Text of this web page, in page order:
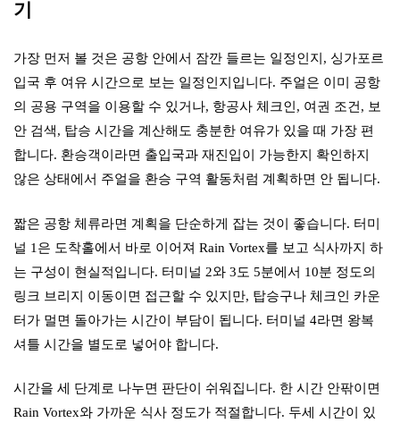
기
가장 먼저 볼 것은 공항 안에서 잠깐 들르는 일정인지, 싱가포르
입국 후 여유 시간으로 보는 일정인지입니다. 주얼은 이미 공항
의 공용 구역을 이용할 수 있거나, 항공사 체크인, 여권 조건, 보
안 검색, 탑승 시간을 계산해도 충분한 여유가 있을 때 가장 편
합니다. 환승객이라면 출입국과 재진입이 가능한지 확인하지
않은 상태에서 주얼을 환승 구역 활동처럼 계획하면 안 됩니다.
짧은 공항 체류라면 계획을 단순하게 잡는 것이 좋습니다. 터미
널 1은 도착홀에서 바로 이어져 Rain Vortex를 보고 식사까지 하
는 구성이 현실적입니다. 터미널 2와 3도 5분에서 10분 정도의
링크 브리지 이동이면 접근할 수 있지만, 탑승구나 체크인 카운
터가 멀면 돌아가는 시간이 부담이 됩니다. 터미널 4라면 왕복
셔틀 시간을 별도로 넣어야 합니다.
시간을 세 단계로 나누면 판단이 쉬워집니다. 한 시간 안팎이면
Rain Vortex와 가까운 식사 정도가 적절합니다. 두세 시간이 있